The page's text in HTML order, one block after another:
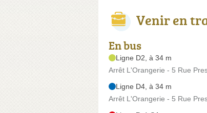
Venir en
En bus
Ligne D2, à 34 m
Arrêt L'Orangerie - 5 Rue
Ligne D4, à 34 m
Arrêt L'Orangerie - 5 Rue